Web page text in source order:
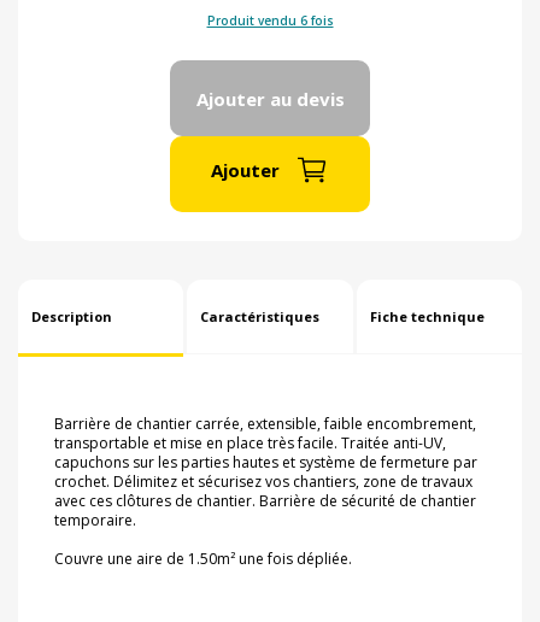
Produit vendu 6 fois
Ajouter au devis
Ajouter
Description Caractéristiques Fiche technique
Barrière de chantier carrée, extensible, faible encombrement,
transportable et mise en place très facile. Traitée anti-UV,
capuchons sur les parties hautes et système de fermeture par
crochet. Délimitez et sécurisez vos chantiers, zone de travaux
avec ces clôtures de chantier. Barrière de sécurité de chantier
temporaire.
Couvre une aire de 1.50m² une fois dépliée.